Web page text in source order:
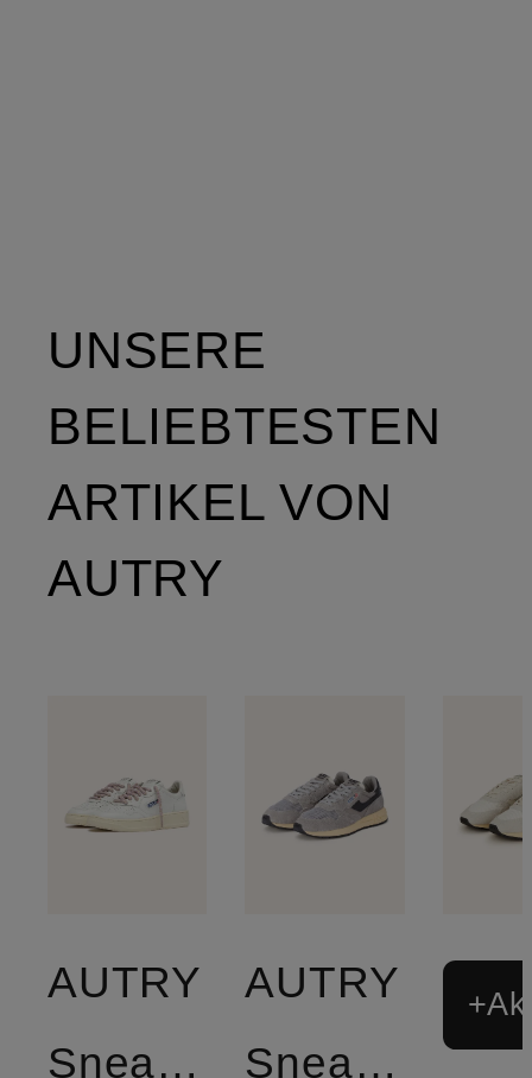
UNSERE
BELIEBTESTEN
ARTIKEL VON
AUTRY
AUTRY
Sneaker
AUTRY
Sneaker